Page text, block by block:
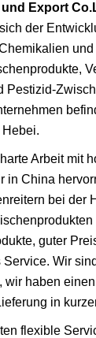
Export
der
und
Pestizid-
Arbeit mit
in China
bei der
guter
Wir
wir haben
in
flexible